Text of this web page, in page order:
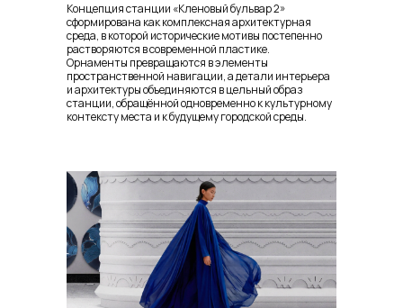
Концепция станции «Кленовый бульвар 2»
сформирована как комплексная архитектурная
среда, в которой исторические мотивы постепенно
растворяются в современной пластике.
Орнаменты превращаются в элементы
пространственной навигации, а детали интерьера
и архитектуры объединяются в цельный образ
станции, обращённой одновременно к культурному
контексту места и к будущему городской среды.